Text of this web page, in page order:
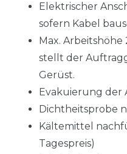
Elektrischer
sofern Kabel
Max.
stellt der
Gerüst.
Evakuierung der
Dichtheitsprobe
Kältemittel
Tagespreis)